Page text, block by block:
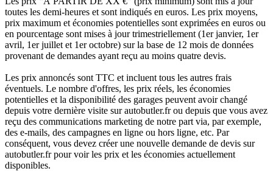
toutes les demi-heures et sont indiqués en euros. Les prix moyens,
prix maximum et économies potentielles sont exprimées en euros ou
en pourcentage sont mises à jour trimestriellement (1er janvier, 1er
avril, 1er juillet et 1er octobre) sur la base de 12 mois de données
provenant de demandes ayant reçu au moins quatre devis.
Les prix annoncés sont TTC et incluent tous les autres frais
éventuels. Le nombre d'offres, les prix réels, les économies
potentielles et la disponibilité des garages peuvent avoir changé
depuis votre dernière visite sur autobutler.fr ou depuis que vous avez
reçu des communications marketing de notre part via, par exemple,
des e-mails, des campagnes en ligne ou hors ligne, etc. Par
conséquent, vous devez créer une nouvelle demande de devis sur
autobutler.fr pour voir les prix et les économies actuellement
disponibles.